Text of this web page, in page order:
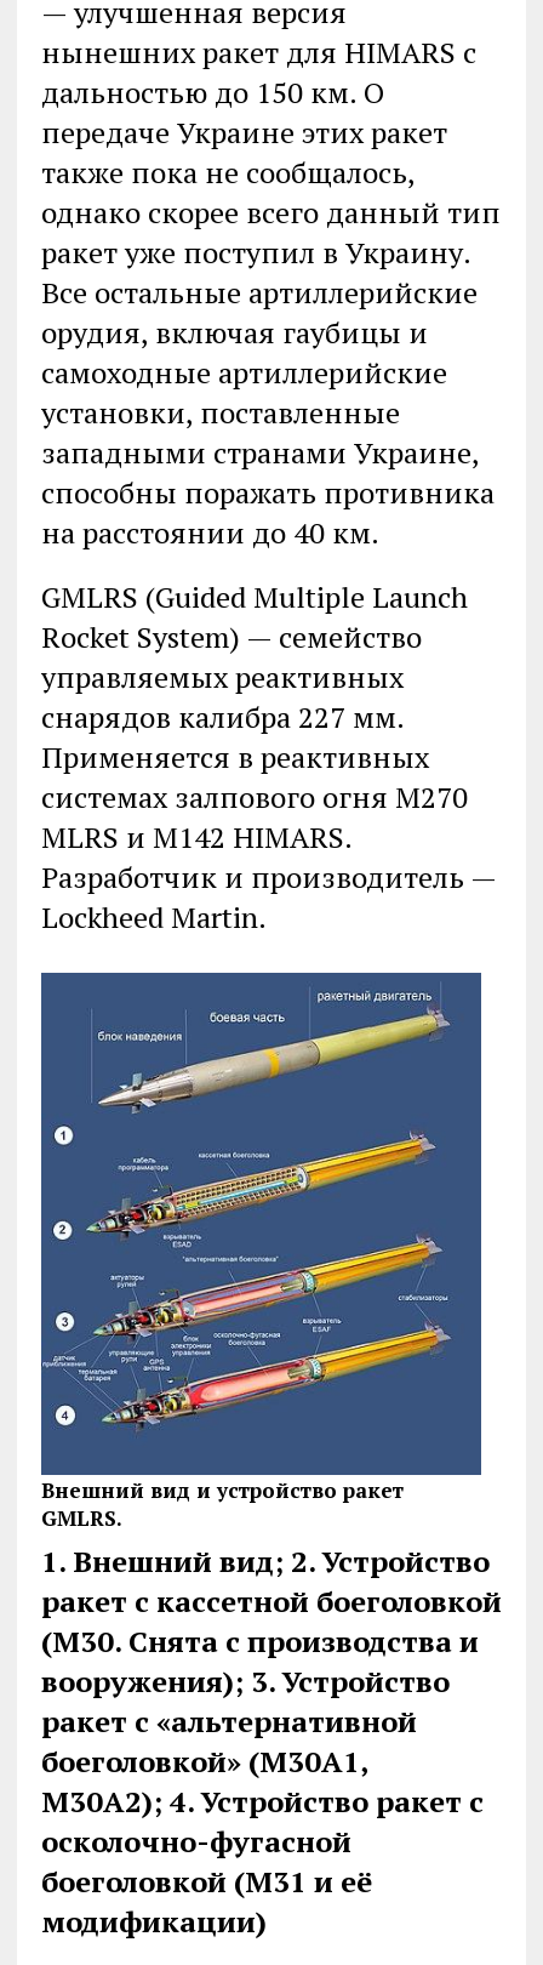
— улучшенная версия
нынешних ракет для HIMARS с
дальностью до 150 км. О
передаче Украине этих ракет
также пока не сообщалось,
однако скорее всего данный тип
ракет уже поступил в Украину.
Все остальные артиллерийские
орудия, включая гаубицы и
самоходные артиллерийские
установки, поставленные
западными странами Украине,
способны поражать противника
на расстоянии до 40 км.
GMLRS (Guided Multiple Launch
Rocket System) — семейство
управляемых реактивных
снарядов калибра 227 мм.
Применяется в реактивных
системах залпового огня M270
MLRS и M142 HIMARS.
Разработчик и производитель —
Lockheed Martin.
Внешний вид и устройство ракет
GMLRS.
1. Внешний вид; 2. Устройство
ракет с кассетной боеголовкой
(М30. Снята с производства и
вооружения); 3. Устройство
ракет с «альтернативной
боеголовкой» (М30А1,
М30А2); 4. Устройство ракет с
осколочно-фугасной
боеголовкой (М31 и её
модификации)